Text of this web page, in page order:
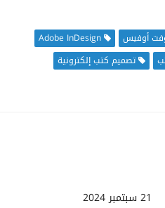
أوفيس
Adobe InDesign
تصميم كتب إلكترونية
21 سبتمبر 2024